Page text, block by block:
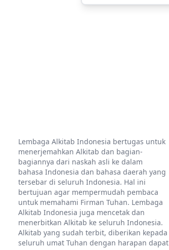
Lembaga Alkitab Indonesia bertugas untuk
menerjemahkan Alkitab dan bagian-
bagiannya dari naskah asli ke dalam
bahasa Indonesia dan bahasa daerah yang
tersebar di seluruh Indonesia. Hal ini
bertujuan agar mempermudah pembaca
untuk memahami Firman Tuhan. Lembaga
Alkitab Indonesia juga mencetak dan
menerbitkan Alkitab ke seluruh Indonesia.
Alkitab yang sudah terbit, diberikan kepada
seluruh umat Tuhan dengan harapan dapat